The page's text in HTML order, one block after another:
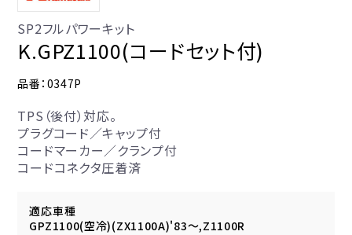
SP2フルパワーキット
K.GPZ1100(コードセット付)
品番：0347P
TPS（後付）対応。
プラグコード／キャップ付
コードマーカー／クランプ付
コードコネクタ圧着済
適応車種
GPZ1100(空冷)(ZX1100A)'83～,Z1100R